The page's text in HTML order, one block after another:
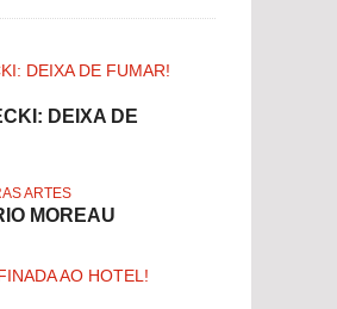
DEIXA DE
ARTES
MOREAU